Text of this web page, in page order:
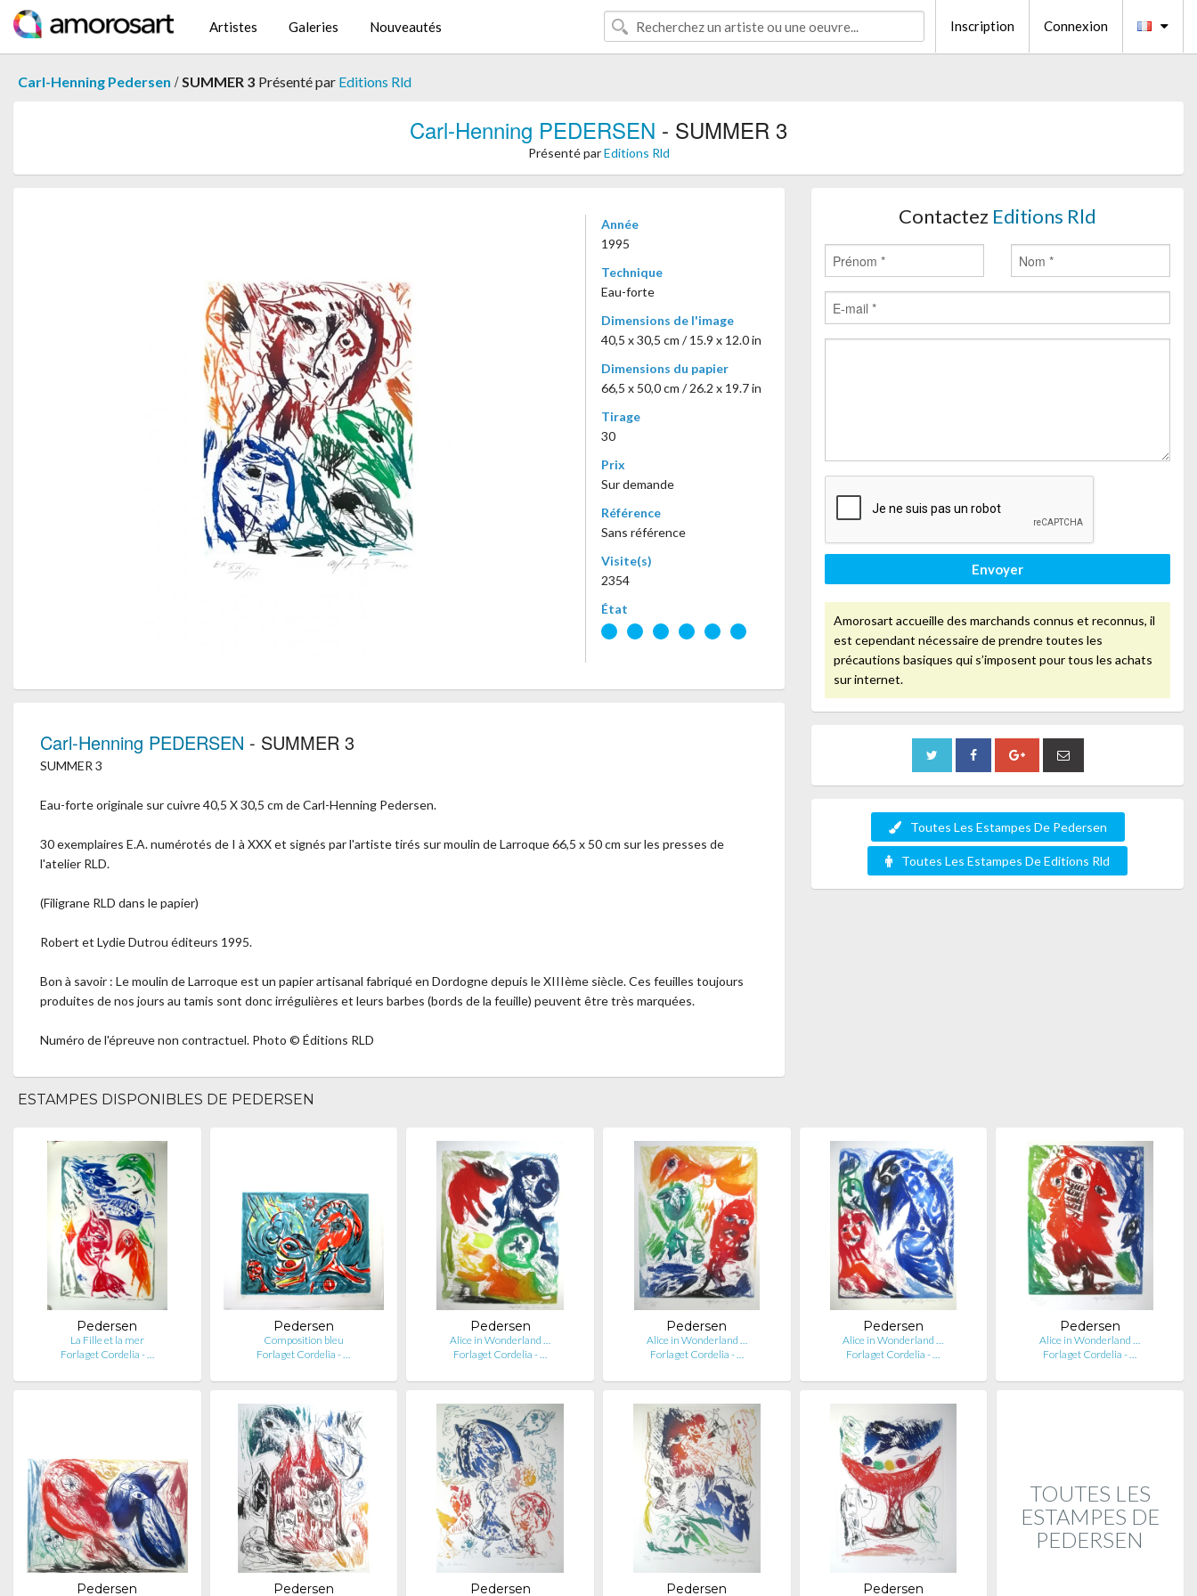
Artistes Galeries Nouveautés Inscription Connexion
Carl-Henning Pedersen /SUMMER 3 Présenté par Editions Rld
Carl-Henning PEDERSEN - SUMMER 3
Présenté parEditions Rld
Année
1995
Technique
Eau-forte
Dimensions de l'image
40,5 x 30,5 cm / 15.9 x 12.0 in
Dimensions du papier
66,5 x 50,0 cm / 26.2 x 19.7 in
Tirage
30
Prix
Sur demande
Référence
Sans référence
Visite(s)
2354
État
Carl-Henning PEDERSEN - SUMMER 3
SUMMER 3
Eau-forte originale sur cuivre 40,5 X 30,5 cm de Carl-Henning Pedersen.
30 exemplaires E.A. numérotés de I à XXX et signés par l'artiste tirés sur moulin de Larroque 66,5 x 50 cm sur les presses de
l'atelier RLD.
(Filigrane RLD dans le papier)
Robert et Lydie Dutrou éditeurs 1995.
Bon à savoir : Le moulin de Larroque est un papier artisanal fabriqué en Dordogne depuis le XIIIème siècle. Ces feuilles toujours
produites de nos jours au tamis sont donc irrégulières et leurs barbes (bords de la feuille) peuvent être très marquées.
Numéro de l'épreuve non contractuel. Photo © Éditions RLD
Contactez Editions Rld
Envoyer
Amorosart accueille des marchands connus et reconnus, il
est cependant nécessaire de prendre toutes les
précautions basiques qui s’imposent pour tous les achats
sur internet.
Toutes Les Estampes De Pedersen
Toutes Les Estampes De Editions Rld
ESTAMPES DISPONIBLES DE PEDERSEN
Pedersen
La Fille et la mer
Forlaget Cordelia - …
Pedersen
Composition bleu
Forlaget Cordelia - …
Pedersen
Alice in Wonderland …
Forlaget Cordelia - …
Pedersen
Alice in Wonderland …
Forlaget Cordelia - …
Pedersen
Alice in Wonderland …
Forlaget Cordelia - …
Pedersen
Alice in Wonderland …
Forlaget Cordelia - …
Pedersen Pedersen Pedersen Pedersen Pedersen
TOUTES LES
ESTAMPES DE
PEDERSEN